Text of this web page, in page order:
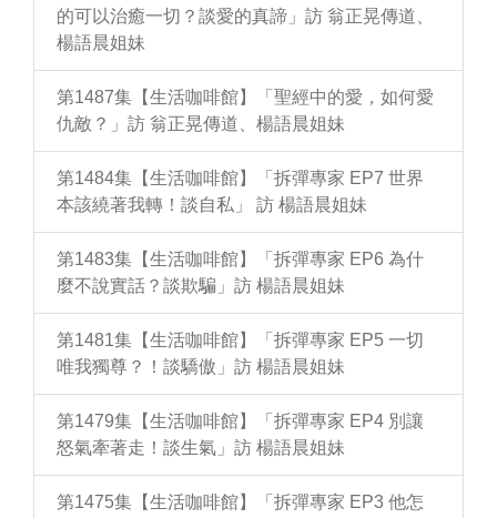
的可以治癒一切？談愛的真諦」訪 翁正晃傳道、
楊語晨姐妹
第1487集【生活咖啡館】「聖經中的愛，如何愛
仇敵？」訪 翁正晃傳道、楊語晨姐妹
第1484集【生活咖啡館】「拆彈專家 EP7 世界
本該繞著我轉！談自私」 訪 楊語晨姐妹
第1483集【生活咖啡館】「拆彈專家 EP6 為什
麼不說實話？談欺騙」訪 楊語晨姐妹
第1481集【生活咖啡館】「拆彈專家 EP5 一切
唯我獨尊？！談驕傲」訪 楊語晨姐妹
第1479集【生活咖啡館】「拆彈專家 EP4 別讓
怒氣牽著走！談生氣」訪 楊語晨姐妹
第1475集【生活咖啡館】「拆彈專家 EP3 他怎